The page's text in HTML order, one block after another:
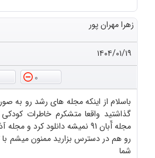
زهرا مهران پور
۱۴۰۴/۰۱/۱۹
0
باسلام از اینکه مجله های رشد رو به
گذاشتید واقعا متشکرم خاطرات
رو هم در دسترس بزارید ممنون میشم
شما